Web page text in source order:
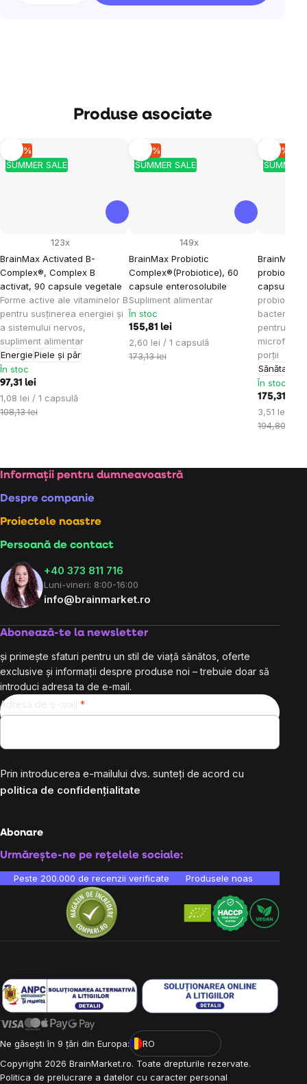
Produse asociate
SUMMER SALE
–10 %
BrainMax Activated B-
Complex®, Complex B
activat, 90 capsule vegetale
Forme active ale vitaminelor B
pentru susținerea energiei și
a sistemului nervos,
supliment alimentar
EnergiePiele și păr
123x
În stoc
97,31 lei
Evaluare
preţ:
1,08 lei / 1 capsulă
108,13 lei
SUMMER SALE
–10 %
BrainMax Probiotic
Complex®(Probiotice), 60
capsule enterosolubile
Supliment alimentar
149x
În stoc
155,81 lei
Evaluare
preţ:
2,60 lei / 1 capsulă
173,13 lei
SUMMER
–10 %
BrainMax
probiotice
capsule
probiotice,
bacterii
pentru
microflora
porții
Sănătatea
În stoc
175,31 lei
Evaluare
preţ:
3,51 lei / 1
194,80 lei
Subsol
Informații pentru dumneavoastră
Despre companie
Proiectele noastre
Persoană de contact
+40 373 811 716
Luni-vineri: 8:00-16:00
info@brainmarket.ro
Abonează-te la newsletter
și primește sfaturi pentru un stil de viață sănătos, oferte
exclusive și informații despre produse noi – trebuie doar să
introduci adresa ta de e-mail.
Adresă de e-mail
Prin introducerea e-mailului dvs. sunteți de acord cu
politica de confidențialitate
Abonare
Urmărește-ne pe rețelele sociale:
Peste 200.000 de recenzii verificate Produsele noastre sunt
Ne găsești în 9 țări din Europa:
RO
Copyright 2026 BrainMarket.ro. Toate drepturile rezervate.
Politica de prelucrare a datelor cu caracter personal